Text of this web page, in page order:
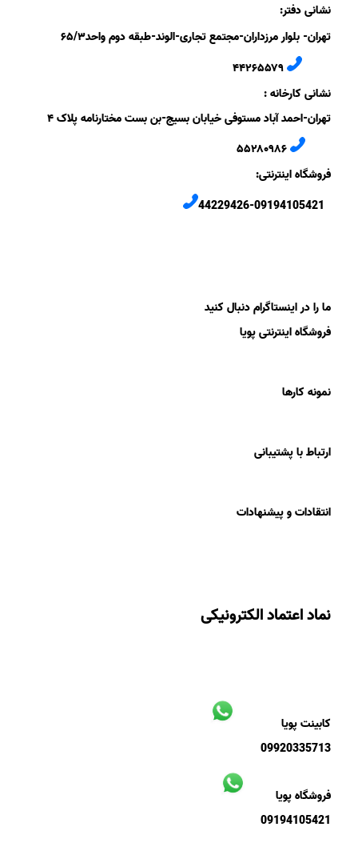
نشانی دفتر:
تهران- بلوار مرزداران-مجتمع تجاری-الوند-طبقه دومواحد۶ ۵/۳
۴۴
۲۶۵۵۷۹
نشانی کارخانه :
تهران-احمد آباد مستوفیخیابان بسیج-بن بستمختارنامهپلاک ۴
۵۵۲۸۰۹۸۶
فروشگاه اینترنتی:
44229426-09194105421
ما را در اینستاگرام دنبال کنید
فروشگاه اینترنتی پویا
نمونه کارها
ارتباط با پشتیبانی
انتقادات و پیشنهادات
نماد اعتماد الکترونیکی
کابینت پویا
09920335713
فروشگاه پویا
09194105421